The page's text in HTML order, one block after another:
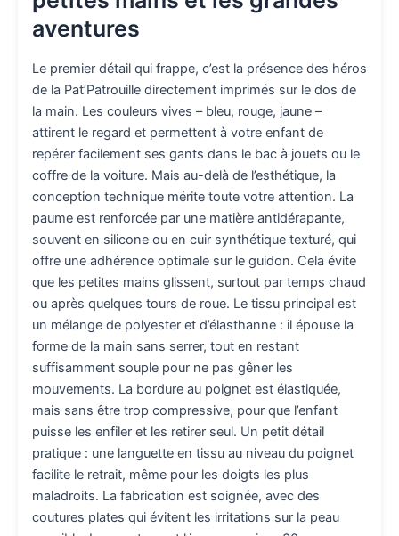
aventures
Le premier détail qui frappe, c’est la présence des héros
de la Pat’Patrouille directement imprimés sur le dos de
la main. Les couleurs vives – bleu, rouge, jaune –
attirent le regard et permettent à votre enfant de
repérer facilement ses gants dans le bac à jouets ou le
coffre de la voiture. Mais au-delà de l’esthétique, la
conception technique mérite toute votre attention. La
paume est renforcée par une matière antidérapante,
souvent en silicone ou en cuir synthétique texturé, qui
offre une adhérence optimale sur le guidon. Cela évite
que les petites mains glissent, surtout par temps chaud
ou après quelques tours de roue. Le tissu principal est
un mélange de polyester et d’élasthanne : il épouse la
forme de la main sans serrer, tout en restant
suffisamment souple pour ne pas gêner les
mouvements. La bordure au poignet est élastiquée,
mais sans être trop compressive, pour que l’enfant
puisse les enfiler et les retirer seul. Un petit détail
pratique : une languette en tissu au niveau du poignet
facilite le retrait, même pour les doigts les plus
maladroits. La fabrication est soignée, avec des
coutures plates qui évitent les irritations sur la peau